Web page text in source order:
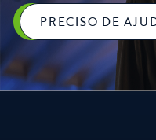
PRECISO DE